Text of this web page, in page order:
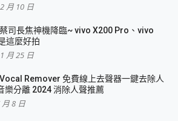
月 10 日
司長焦神機降臨~ vivo X200 Pro、vivo
這麼好拍
月 25 日
Remover 免費線上去聲器一鍵去除人
樂分離 2024 消除人聲推薦
8 日